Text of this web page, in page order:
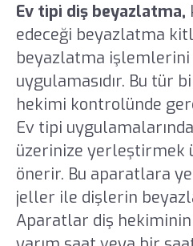
Ev tipi diş beyazlatma,
edeceği beyazlatma
beyazlatma işlemlerini
uygulamasıdır. Bu tür
hekimi kontrolünde
Ev tipi
üzerinize yerleştirmek
önerir. Bu aparatlara
jeller ile dişlerin
Aparatlar diş hekiminin